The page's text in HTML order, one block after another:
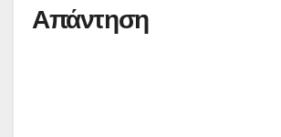
Απάντηση